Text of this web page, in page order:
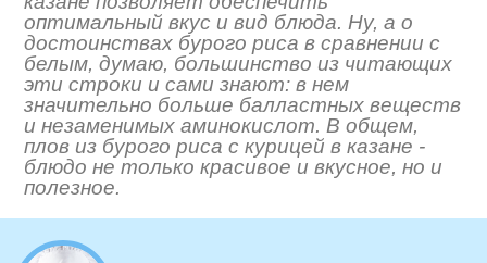
оптимальный вкус и вид блюда. Ну, а о
достоинствах бурого риса в сравнении с
белым, думаю, большинство из читающих
эти строки и сами знают: в нем
значительно больше балластных веществ
и незаменимых аминокислот. В общем,
плов из бурого риса с курицей в казане -
блюдо не только красивое и вкусное, но и
полезное.